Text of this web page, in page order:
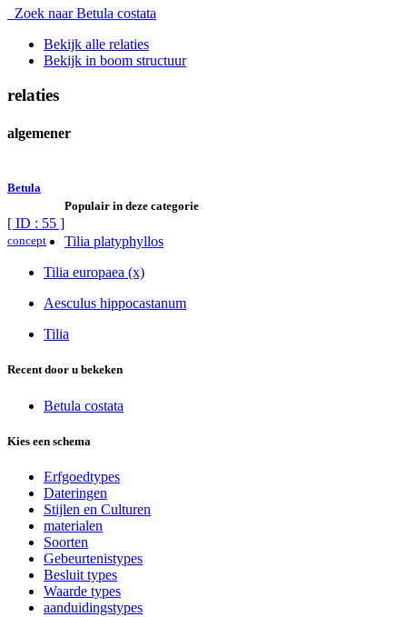
Zoek naar Betula costata
Bekijk alle relaties
Bekijk in boom structuur
relaties
algemener
Betula
[ ID : 55 ]
concept
Populair in deze categorie
Tilia platyphyllos
Tilia europaea (x)
Aesculus hippocastanum
Tilia
Recent door u bekeken
Betula costata
Kies een schema
Erfgoedtypes
Dateringen
Stijlen en Culturen
materialen
Soorten
Gebeurtenistypes
Besluit types
Waarde types
aanduidingstypes